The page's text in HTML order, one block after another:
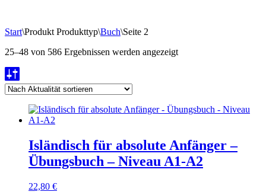
Start\Produkt Produkttyp\Buch\Seite 2
25–48 von 586 Ergebnissen werden angezeigtNach
Isländisch für absolute Anfänger –
Übungsbuch – Niveau A1-A2
22,80 €